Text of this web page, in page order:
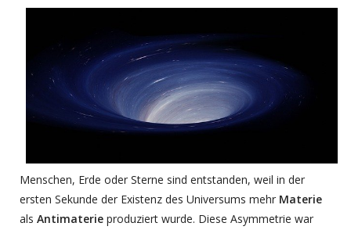
Menschen, Erde oder Sterne sind entstanden, weil in der
ersten Sekunde der Existenz des Universums mehr Materie
als Antimaterie produziert wurde. Diese Asymmetrie war